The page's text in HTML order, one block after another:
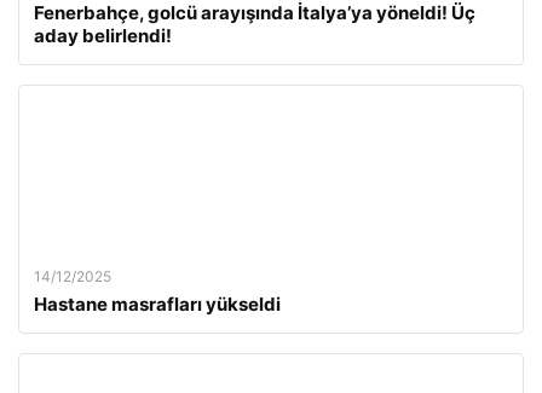
Fenerbahçe, golcü arayışında İtalya’ya yöneldi! Üç
aday belirlendi!
14/12/2025
Hastane masrafları yükseldi